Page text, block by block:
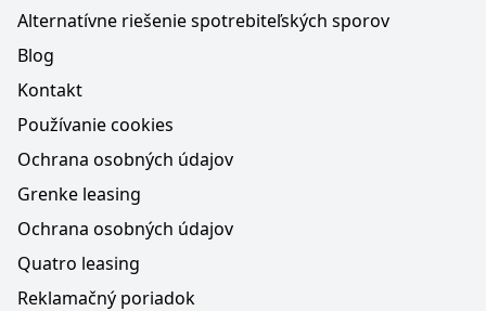
Alternatívne riešenie spotrebiteľských sporov
Blog
Kontakt
Používanie cookies
Ochrana osobných údajov
Grenke leasing
Ochrana osobných údajov
Quatro leasing
Reklamačný poriadok